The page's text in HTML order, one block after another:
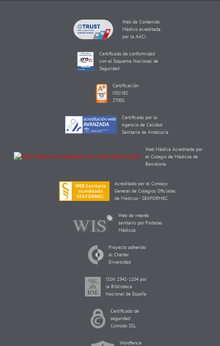
Web de Contenido
Médico acreditada
por la AACI
Certificado de conformidad
con el Esquema Nacional de
Seguridad
Certificación
ISO/IEC
27001
Certificado por la
Agencia de Calidad
Sanitaria de Andalucía
Web Médica Acreditada por
el Colegio de Médicos de
Barcelona
Acreditado por el Consejo
General de Colegios Oficiales
de Médicos - SEAFORMEC
Web de interés
sanitario por Portales
Médicos
Proyecto adherido
al Charter
Diversidad
ISSN 2341-1104 por
la Biblioteca
Nacional de España
Certificado de
seguridad
Comodo SSL
Wordfence